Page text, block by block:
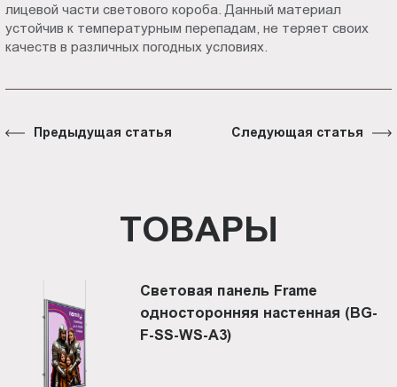
лицевой части светового короба. Данный материал
устойчив к температурным перепадам, не теряет своих
качеств в различных погодных условиях.
Предыдущая статья Следующая статья
ТОВАРЫ
Световая панель Frame
односторонняя настенная (BG-
F-SS-WS-A3)